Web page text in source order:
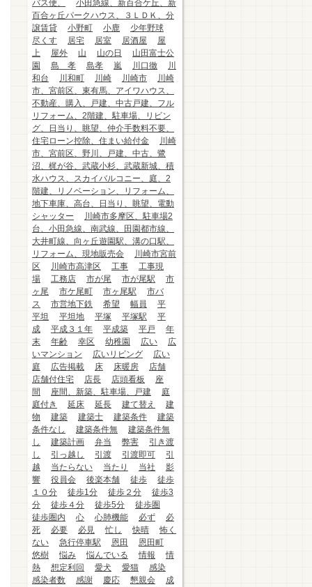
バス便、
小田急線、新百合ケ丘、新
百合ヶ丘パークハウス、３ＬＤＫ、分
譲賃貸
小野町 小鹿
少年野球
尽くす
居宅 居室 居酒屋
屋
上
屋外 山 山の日
山田富士公
園
島 孝 島孝 嵐 川口徹
川
和台
川和町 川崎 川崎市
川崎
市、宮前区、東有馬、アイワハウス、
不動産、購入、戸建、中古戸建、フル
リフォーム、2階建、駐車場、リビン
グ、日当り、眺望、仲介手数料不要、
住宅ローン控除、住まい給付金
川崎
市、宮前区、野川、戸建、中古、鷺
沼、梶が谷、武蔵小杉、武蔵新城、積
水ハウス、スカイバルコニー、庭、2
階建、リノベーション、リフォーム、
地下車庫、高台、日当り、眺望、電動
シャッター
川崎市多摩区、駐車場2
台、小田急線、南武線、田園都市線、
大井町線、向ヶ丘遊園駅、溝の口駅、
リフォーム、現地販売会
川崎市宮前
区
川崎市高津区 工事
工事現
場
工務店 市が尾 市が尾駅
市
ヶ尾
市ケ尾町 市ヶ尾駅
市バ
ス
市営地下鉄 希望 幅員
平
平坦
平坦地 平塚 平塚駅
平
成
平成３１年 平成築 平戸
年
末
年齢 幸区 幼稚園 広い
広
いマンション
広いリビング
広い
庭
広告掲載 床 床暖房
店舗
店舗付住宅
店長 店頭看板
座
間
座間、新築、駐車場、戸建
庭
庭付き
延床 延長 建て替え
建
物
建築 建築士 建築条件
建築
条件なし
建築条件無
建築条件無
し
建築計画 弁当 弊害
引き渡
し
引っ越し 引渡 引渡即可
引
越
当たらない 当たり 当社
影
響
役員会 後楽本舗 徒歩
徒歩
１０分
徒歩1分 徒歩２分
徒歩3
分
徒歩４分 徒歩5分
徒歩圏
徒歩圏内
心 心肺機能 必ず
必
死
必要 必見 忙し 快晴
怖く
ない
急行停車駅 恩田
恩田町
悠樹
悩み 悩んでいる 情報
情
熱
想定利回 愛犬 愛猫
感染
感染者数
感謝 慶応 懇親会
成